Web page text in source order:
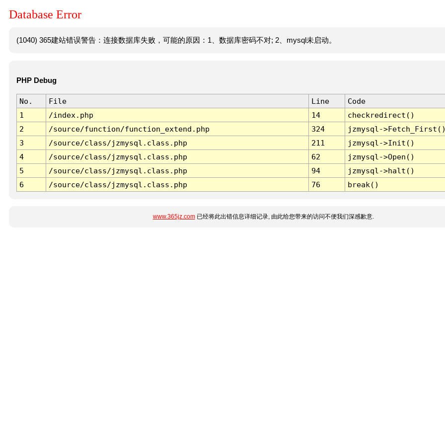
Database Error
(1040) 365建站错误警告：连接数据库失败，可能的原因：1、数据库密码不对; 2、mysql未启动。
PHP Debug
No. File Line
Code
1
/index.php 14
checkredirect()
2
/source/function/function_extend.php 324
jzmysql-
3
/source/class/jzmysql.class.php 211
jzmysql->Init()
4
/source/class/jzmysql.class.php 62
jzmysql->Open()
5
/source/class/jzmysql.class.php 94
jzmysql->halt()
6
/source/class/jzmysql.class.php 76 break()
www.365jz.com已经将此出错信息详细记录, 由此给您带来的访问不便我们深感歉意.